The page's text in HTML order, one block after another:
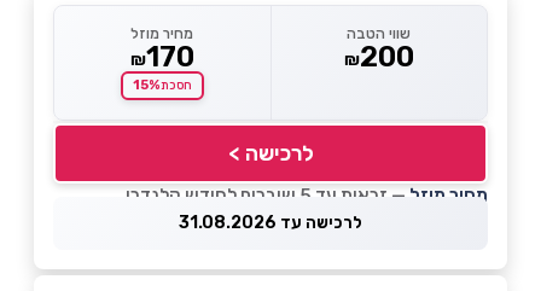
שווי הטבה
₪200
מחיר מוזל
₪170
חסכת15%
לרכישה >
מחיר מוזל — זכאות עד 5 שוברים לחודש קלנדרי
לרכישה עד 31.08.2026